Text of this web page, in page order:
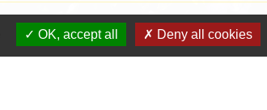
Signaler une
OK, accept all Deny all cookies